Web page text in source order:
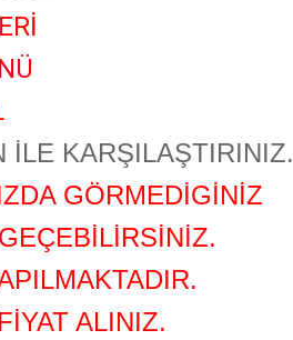
İLE KARŞILAŞTIRINIZ.
GÖRMEDİGİNİZ
ALINIZ.